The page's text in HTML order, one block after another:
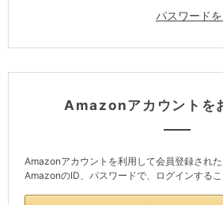
パスワード
Amazonアカウントを
Amazonアカウントを利用して会員登録された
AmazonのID、パスワードで、ログインするこ